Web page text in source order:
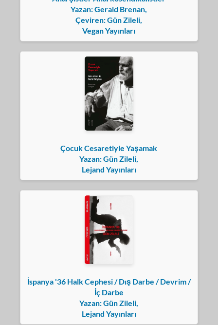
Yazan: Gerald Brenan,
Çeviren: Gün Zileli,
Vegan Yayınları
Çocuk Cesaretiyle Yaşamak
Yazan: Gün Zileli,
Lejand Yayınları
İspanya '36 Halk Cephesi / Dış Darbe / Devrim /
İç Darbe
Yazan: Gün Zileli,
Lejand Yayınları